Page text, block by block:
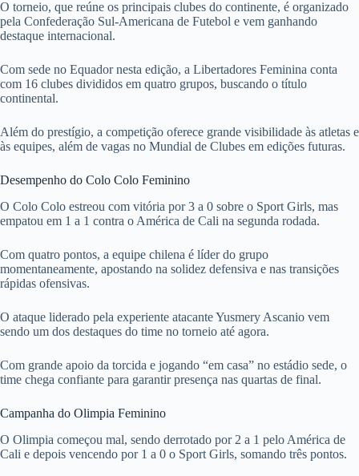
O torneio, que reúne os principais clubes do continente, é organizado
pela Confederação Sul-Americana de Futebol e vem ganhando
destaque internacional.
Com sede no Equador nesta edição, a Libertadores Feminina conta
com 16 clubes divididos em quatro grupos, buscando o título
continental.
Além do prestígio, a competição oferece grande visibilidade às atletas e
às equipes, além de vagas no Mundial de Clubes em edições futuras.
Desempenho do Colo Colo Feminino
O Colo Colo estreou com vitória por 3 a 0 sobre o Sport Girls, mas
empatou em 1 a 1 contra o América de Cali na segunda rodada.
Com quatro pontos, a equipe chilena é líder do grupo
momentaneamente, apostando na solidez defensiva e nas transições
rápidas ofensivas.
O ataque liderado pela experiente atacante Yusmery Ascanio vem
sendo um dos destaques do time no torneio até agora.
Com grande apoio da torcida e jogando “em casa” no estádio sede, o
time chega confiante para garantir presença nas quartas de final.
Campanha do Olimpia Feminino
O Olimpia começou mal, sendo derrotado por 2 a 1 pelo América de
Cali e depois vencendo por 1 a 0 o Sport Girls, somando três pontos.